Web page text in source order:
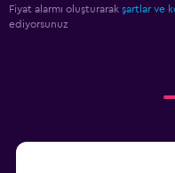
Fiyat alarmı oluşturarak şartlar ve
ediyorsunuz